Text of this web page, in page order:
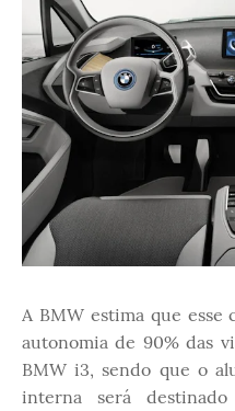
A BMW estima que
autonomia de 90% das
BMW i3, sendo que o
interna será